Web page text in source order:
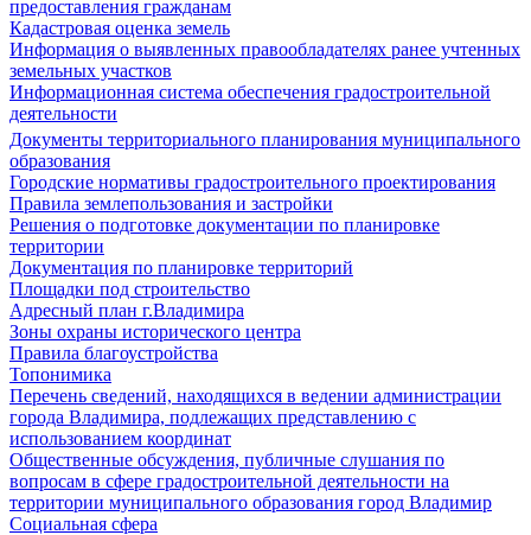
предоставления гражданам
Кадастровая оценка земель
Информация о выявленных правообладателях ранее учтенных
земельных участков
Информационная система обеспечения градостроительной
деятельности
Документы территориального планирования муниципального
образования
Городские нормативы градостроительного проектирования
Правила землепользования и застройки
Решения о подготовке документации по планировке
территории
Документация по планировке территорий
Площадки под строительство
Адресный план г.Владимира
Зоны охраны исторического центра
Правила благоустройства
Топонимика
Перечень сведений, находящихся в ведении администрации
города Владимира, подлежащих представлению с
использованием координат
Общественные обсуждения, публичные слушания по
вопросам в сфере градостроительной деятельности на
территории муниципального образования город Владимир
Социальная сфера